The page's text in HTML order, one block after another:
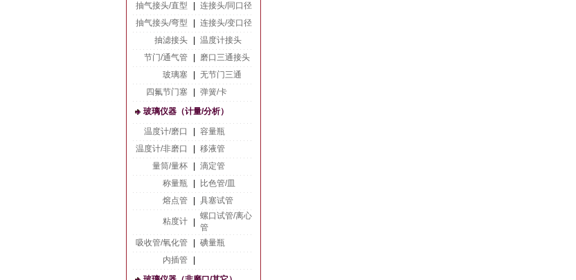
抽气接头/直型
连接头/同口径
抽气接头/弯型
连接头/变口径
抽滤接头
温度计接头
节门/通气管
磨口三通接头
玻璃塞
无节门三通
四氟节门塞
弹簧/卡
玻璃仪器（计量/分析）
温度计/磨口
容量瓶
温度计/非磨口
移液管
量筒/量杯
滴定管
称量瓶
比色管/皿
熔点管
具塞试管
粘度计
螺口试管/离心
管
吸收管/氧化管
碘量瓶
内插管